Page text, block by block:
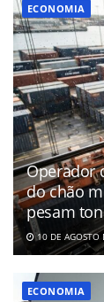
ECONOMIA
Operador
do chão
pesam
10 DE AGOSTO
ECONOMIA